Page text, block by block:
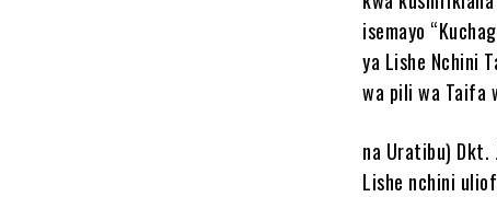
isemayo
ya Lishe Nchini
wa pili wa Taifa
na Uratibu) Dkt.
Lishe nchini